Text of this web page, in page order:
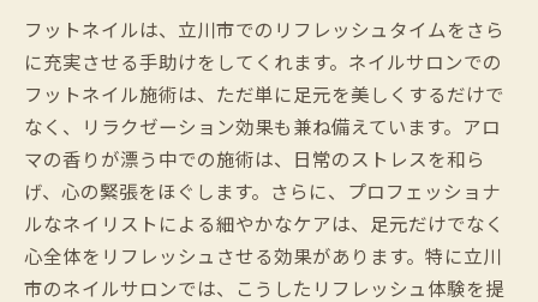
フットネイルは、立川市でのリフレッシュタイムをさら
に充実させる手助けをしてくれます。ネイルサロンでの
フットネイル施術は、ただ単に足元を美しくするだけで
なく、リラクゼーション効果も兼ね備えています。アロ
マの香りが漂う中での施術は、日常のストレスを和ら
げ、心の緊張をほぐします。さらに、プロフェッショナ
ルなネイリストによる細やかなケアは、足元だけでなく
心全体をリフレッシュさせる効果があります。特に立川
市のネイルサロンでは、こうしたリフレッシュ体験を提